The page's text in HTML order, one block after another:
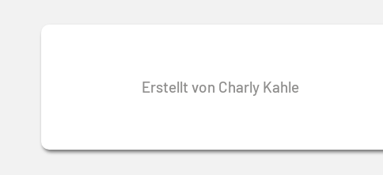
Erstellt von Charly Kahle